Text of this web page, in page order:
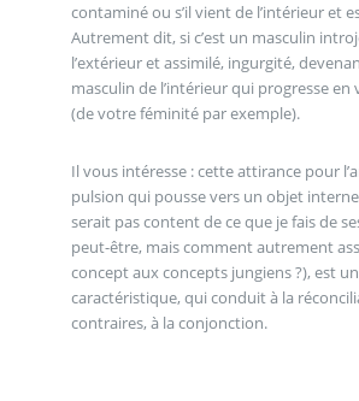
contaminé ou s’il vient de l’intérieur et
Autrement dit, si c’est un masculin
l’extérieur et assimilé, ingurgité,
masculin de l’intérieur qui progresse en
(de votre féminité par exemple).
Il vous intéresse : cette attirance pour
pulsion qui pousse vers un objet
serait pas content de ce que je fais de
peut-être, mais comment autrement
concept aux concepts jungiens ?), est
caractéristique, qui conduit à la
contraires, à la conjonction.